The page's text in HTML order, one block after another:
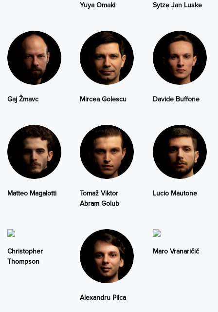
Yuya Omaki Sytze Jan Luske
Gaj Žmavc Mircea Golescu Davide Buffone
Matteo Magalotti
Tomaž Viktor
Abram Golub
Lucio Mautone
Christopher
Thompson
Alexandru Pilca
Maro Vranaričič